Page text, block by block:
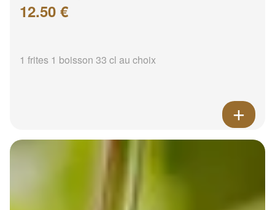
12.50 €
1 frites 1 boisson 33 cl au choix